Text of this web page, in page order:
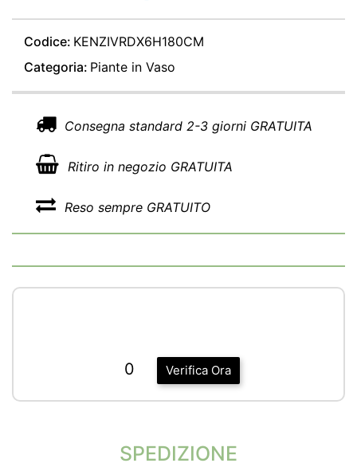
Codice: KENZIVRDX6H180CM
Categoria: Piante in Vaso
Consegna standard 2-3 giorni GRATUITA
Ritiro in negozio GRATUITA
Reso sempre GRATUITO
Verifica Ora
0
SPEDIZIONE